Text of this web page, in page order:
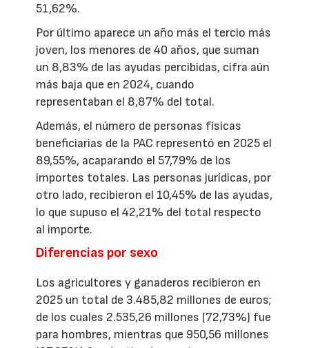
51,62%.
Por último aparece un año más el tercio más
joven, los menores de 40 años, que suman
un 8,83% de las ayudas percibidas, cifra aún
más baja que en 2024, cuando
representaban el 8,87% del total.
Además, el número de personas físicas
beneficiarias de la PAC representó en 2025 el
89,55%, acaparando el 57,79% de los
importes totales. Las personas jurídicas, por
otro lado, recibieron el 10,45% de las ayudas,
lo que supuso el 42,21% del total respecto
al importe.
Diferencias por sexo
Los agricultores y ganaderos recibieron en
2025 un total de 3.485,82 millones de euros;
de los cuales 2.535,26 millones (72,73%) fue
para hombres, mientras que 950,56 millones